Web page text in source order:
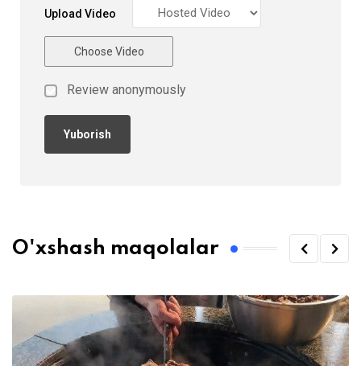
Upload Video
Choose Video
Review anonymously
O'xshash maqolalar